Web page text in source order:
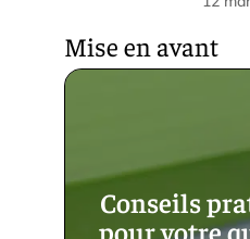
Mise en avant
Conseils
pour votre